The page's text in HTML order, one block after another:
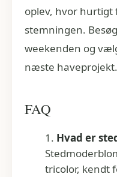
oplev, hvor
stemningen.
weekenden og
næste haveprojekt.
FAQ
Hvad er
tricolor, kendt